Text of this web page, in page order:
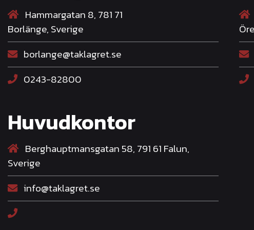
Hammargatan 8, 781 71
Borlänge, Sverige
borlange@taklagret.se
0243-82800
Huvudkontor
Berghauptmansgatan 58, 791 61 Falun,
Sverige
info@taklagret.se